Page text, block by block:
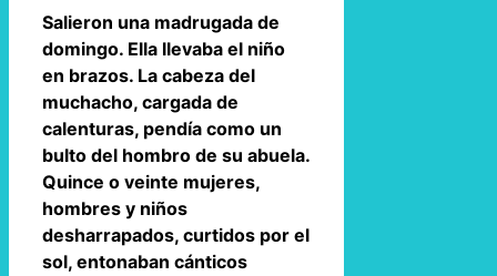
Salieron una madrugada de
domingo. Ella llevaba el niño
en brazos. La cabeza del
muchacho, cargada de
calenturas, pendía como un
bulto del hombro de su abuela.
Quince o veinte mujeres,
hombres y niños
desharrapados, curtidos por el
sol, entonaban cánticos